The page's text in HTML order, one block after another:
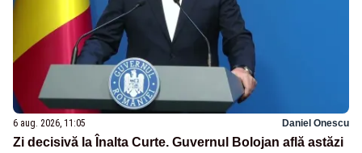
6 aug. 2026, 11:05 Daniel Onescu
Zi decisivă la Înalta Curte. Guvernul Bolojan află astăzi